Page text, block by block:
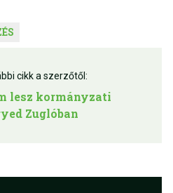
cikk a szerzőtől:
lesz kormányzati
Zuglóban